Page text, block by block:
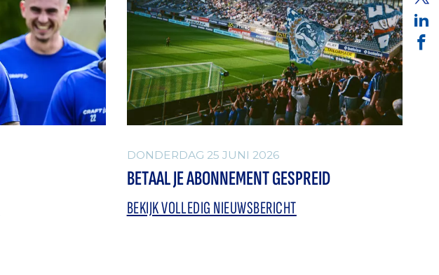
DONDERDAG 25 JUNI 2026
BETAAL JE ABONNEMENT GESPREID
BEKIJK VOLLEDIG NIEUWSBERICHT